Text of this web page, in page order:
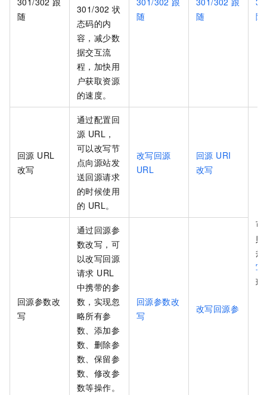
随
301/302 状
态码的内
容，减少数
据交互流
程，加快用
户获取资源
的速度。
随
随
随
回源 URL
改写
通过配置回
源 URL，
可以改写节
点向源站发
送回源请求
的时候使用
的 URL。
改写回源
URL
回源 URI
改写
可
则
规
写
现
回源参数改
写
通过回源参
数改写，可
以改写回源
请求 URL
中携带的参
数，实现忽
略所有参
数、添加参
数、删除参
数、保留参
数、修改参
数等操作。
回源参数改
写
改写回源参